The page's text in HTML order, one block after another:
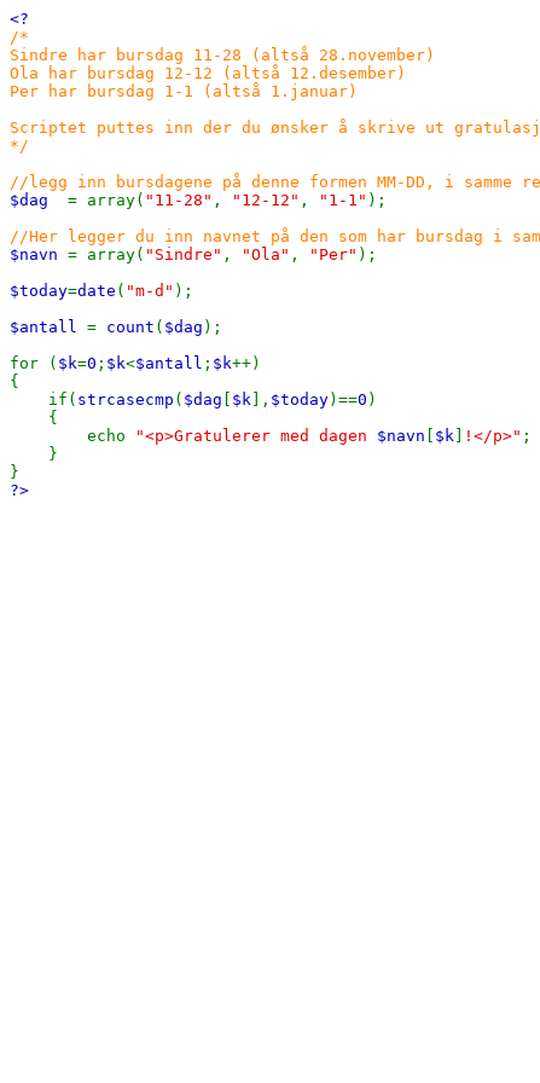
<?
/*
Sindre har bursdag 11-28 (altså 28.november)
Ola har bursdag 12-12 (altså 12.desember)
Per har bursdag 1-1 (altså 1.januar)
Scriptet puttes inn der du ønsker å skrive ut
*/
//legg inn bursdagene på denne formen MM-DD, i samme
$dag = array( "11-28" , "12-12" , "1-1" );
//Her legger du inn navnet på den som har bursdag i
$navn = array( "Sindre" , "Ola" , "Per" );
$today=date ( "m-d" );
$antall = count ( $dag );
for ( $k=0 ; $k<$antall ; $k++)
{
if( strcasecmp ( $dag $k ], $today)==0 )
{
echo
"<p>Gratulerer med dagen $navn $k !</p>" ;
}
}
?>